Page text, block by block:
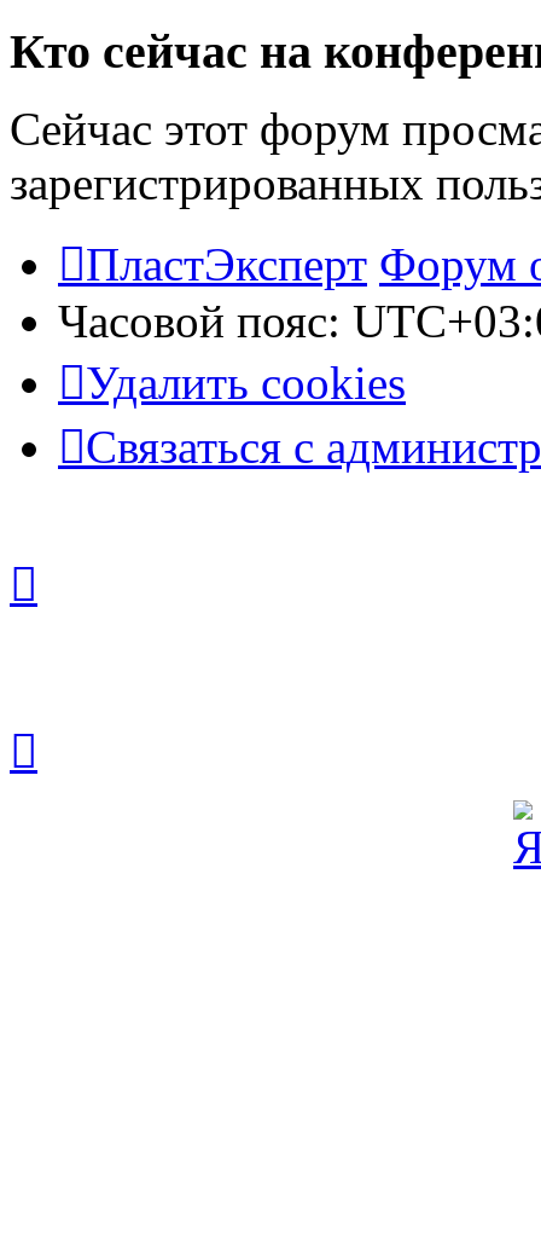
Кто сейчас на
Сейчас этот форум
зарегистрированных
ПластЭксперт Форум
Часовой пояс:
Удалить cookies
Связаться с